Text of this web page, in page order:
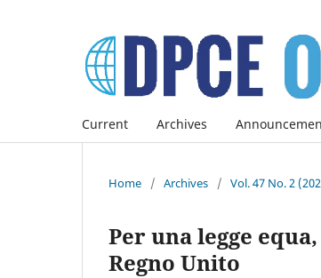
Current Archives
Home / Archives / Vol. 47 No. 2
Per una legge
Regno Unito